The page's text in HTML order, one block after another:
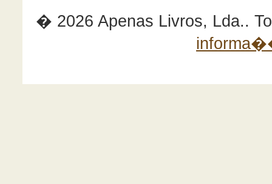
� 2026 Apenas Livros, Lda..